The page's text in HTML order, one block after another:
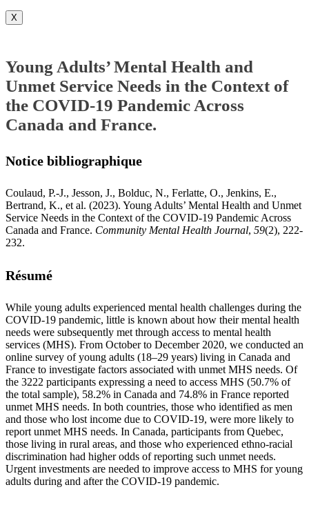
X
Young Adults’ Mental Health and
Unmet Service Needs in the Context of
the COVID-19 Pandemic Across
Canada and France.
Notice bibliographique
Coulaud, P.-J., Jesson, J., Bolduc, N., Ferlatte, O., Jenkins, E.,
Bertrand, K., et al. (2023). Young Adults’ Mental Health and Unmet
Service Needs in the Context of the COVID-19 Pandemic Across
Canada and France. Community Mental Health Journal, 59(2), 222-
232.
Résumé
While young adults experienced mental health challenges during the
COVID-19 pandemic, little is known about how their mental health
needs were subsequently met through access to mental health
services (MHS). From October to December 2020, we conducted an
online survey of young adults (18–29 years) living in Canada and
France to investigate factors associated with unmet MHS needs. Of
the 3222 participants expressing a need to access MHS (50.7% of
the total sample), 58.2% in Canada and 74.8% in France reported
unmet MHS needs. In both countries, those who identified as men
and those who lost income due to COVID-19, were more likely to
report unmet MHS needs. In Canada, participants from Quebec,
those living in rural areas, and those who experienced ethno-racial
discrimination had higher odds of reporting such unmet needs.
Urgent investments are needed to improve access to MHS for young
adults during and after the COVID-19 pandemic.